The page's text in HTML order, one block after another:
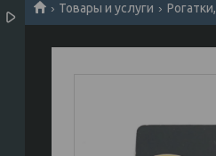
Товары и услуги